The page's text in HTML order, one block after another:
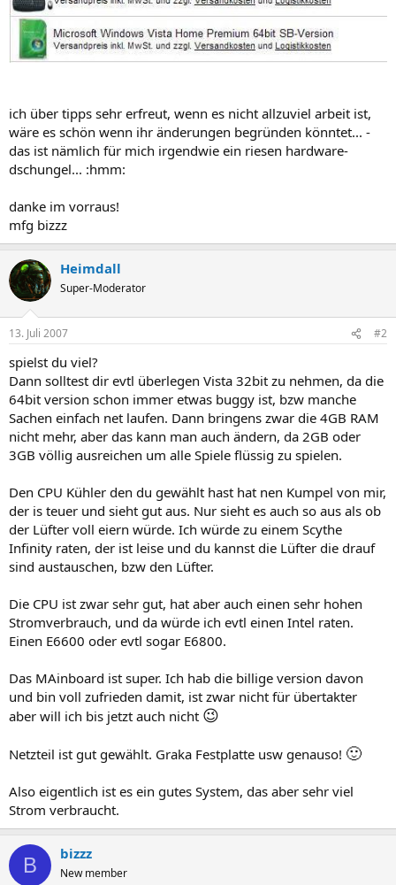
ich über tipps sehr erfreut, wenn es nicht allzuviel arbeit ist,
wäre es schön wenn ihr änderungen begründen könntet... -
das ist nämlich für mich irgendwie ein riesen hardware-
dschungel... :hmm:
danke im vorraus!
mfg bizzz​
Heimdall
Super-Moderator
13. Juli 2007 #2
spielst du viel?
Dann solltest dir evtl überlegen Vista 32bit zu nehmen, da die
64bit version schon immer etwas buggy ist, bzw manche
Sachen einfach net laufen. Dann bringens zwar die 4GB RAM
nicht mehr, aber das kann man auch ändern, da 2GB oder
3GB völlig ausreichen um alle Spiele flüssig zu spielen.
Den CPU Kühler den du gewählt hast hat nen Kumpel von mir,
der is teuer und sieht gut aus. Nur sieht es auch so aus als ob
der Lüfter voll eiern würde. Ich würde zu einem Scythe
Infinity raten, der ist leise und du kannst die Lüfter die drauf
sind austauschen, bzw den Lüfter.
Die CPU ist zwar sehr gut, hat aber auch einen sehr hohen
Stromverbrauch, und da würde ich evtl einen Intel raten.
Einen E6600 oder evtl sogar E6800.
Das MAinboard ist super. Ich hab die billige version davon
und bin voll zufrieden damit, ist zwar nicht für übertakter
aber will ich bis jetzt auch nicht 😉
Netzteil ist gut gewählt. Graka Festplatte usw genauso! 🙂
Also eigentlich ist es ein gutes System, das aber sehr viel
Strom verbraucht.
B bizzz
New member